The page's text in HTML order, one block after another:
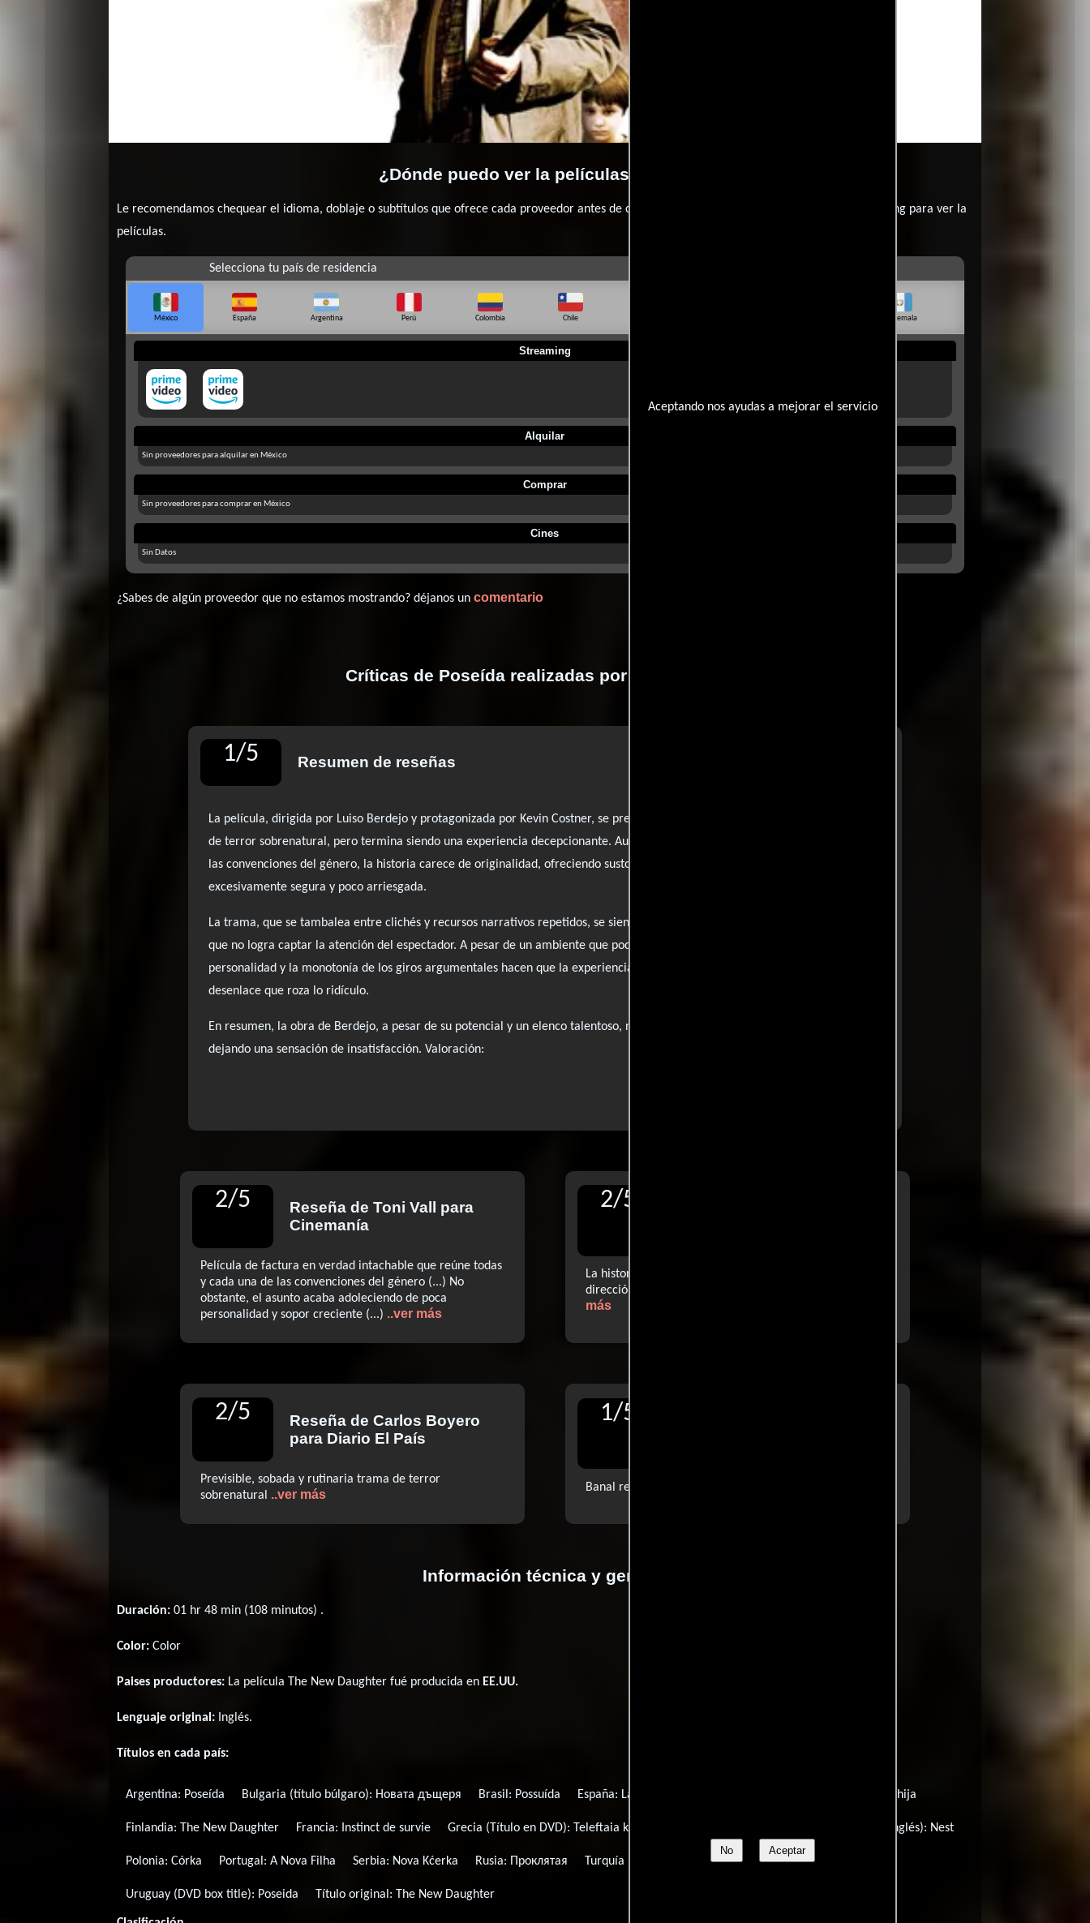
Aceptando nos ayudas a mejorar el servicio
No Aceptar
¿Dónde puedo ver la películas Poseída?
Le recomendamos chequear el idioma, doblaje o subtítulos que ofrece cada proveedor antes de comprar, alquilar o contratar un servicio de streming para ver la
películas.
Selecciona tu país de residencia
México España Argentina Perú Colombia Chile Guatemala
Streaming
Alquilar
Sin proveedores para alquilar en México
Comprar
Sin proveedores para comprar en México
Cines
Sin Datos
¿Sabes de algún proveedor que no estamos mostrando? déjanos uncomentario
Críticas de Poseída realizadas por profesionales
1/5 Resumen de reseñas
La película, dirigida por Luiso Berdejo y protagonizada por Kevin Costner, se presenta como un intento de revitalizar el género
de terror sobrenatural, pero termina siendo una experiencia decepcionante. Aunque la producción es impecable y cumple con
las convenciones del género, la historia carece de originalidad, ofreciendo sustos previsibles y una dirección que se siente
excesivamente segura y poco arriesgada.
La trama, que se tambalea entre clichés y recursos narrativos repetidos, se siente banal y rutinaria, resultando en un relato
que no logra captar la atención del espectador. A pesar de un ambiente que podría haber sido escalofriante, la falta de
personalidad y la monotonía de los giros argumentales hacen que la experiencia se vuelva tediosa, culminando en un
desenlace que roza lo ridículo.
En resumen, la obra de Berdejo, a pesar de su potencial y un elenco talentoso, no logra superar la barrera de la mediocridad,
dejando una sensación de insatisfacción. Valoración:
2/5 Reseña de Toni Vall
para
Cinemanía
Película de factura en verdad intachable que reúne todas
y cada una de las convenciones del género (...) No
obstante, el asunto acaba adoleciendo de poca
personalidad y sopor creciente (...) ..ver más
2/5
La historia se tambalea (...) Sustos previsibles, una
dirección correcta pero escasamente arriesgada
más
2/5 Reseña de Carlos Boyero
para Diario El País
Previsible, sobada y rutinaria trama de terror
sobrenatural
..ver más
1/5
Banal relato terrorífico (...)
Información técnica y general
Duración: 01 hr 48 min (108 minutos) .
Color: Color
Paises productores: La película The New Daughter fué producida en EE.UU.
Lenguaje original: Inglés.
Títulos en cada país:
Argentina: Poseída Bulgaria (título búlgaro): Новата дъщеря Brasil: Possuída España: La otra hija La otra hija
Finlandia: The New Daughter Francia: Instinct de survie Grecia (Título en DVD): Teleftaia kravgi Japón (título en inglés): Nest
Polonia: Córka Portugal:A Nova Filha Serbia: Nova Kćerka Rusia: Проклятая Turquía (Título turco): Tepedeki Mezarlik
Uruguay (DVD box title): Poseida Título original: The New Daughter